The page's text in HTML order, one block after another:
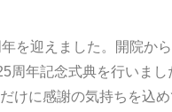
を迎えました。開院か
周年記念式典を行いまし
けに感謝の気持ちを込